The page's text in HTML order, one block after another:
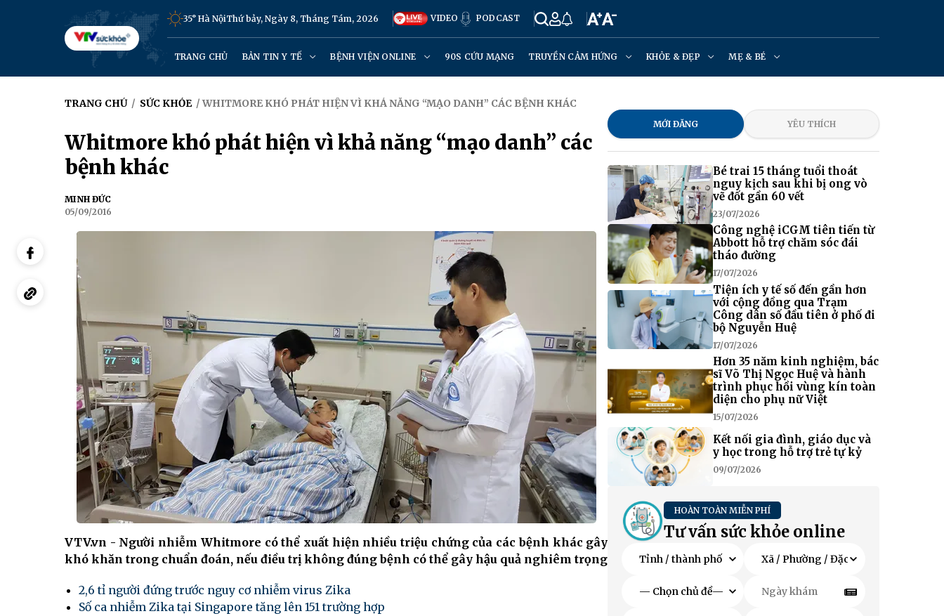
35° Hà NộiThứ bảy, Ngày 8, Tháng Tám, 2026 VIDEO PODCAST
TRANG CHỦ BẢN TIN Y TẾ BỆNH VIỆN ONLINE 90S CỨU MẠNG TRUYỀN CẢM HỨNG KHỎE & ĐẸP MẸ & BÉ
TRANG CHỦ / SỨC KHỎE / WHITMORE KHÓ PHÁT HIỆN VÌ KHẢ NĂNG “MẠO DANH” CÁC BỆNH KHÁC
Whitmore khó phát hiện vì khả năng “mạo danh” các
bệnh khác
MINH ĐỨC
05/09/2016
VTV.vn - Người nhiễm Whitmore có thể xuất hiện nhiều triệu chứng của các bệnh khác gây
khó khăn trong chuẩn đoán, nếu điều trị không đúng bệnh có thể gây hậu quả nghiêm trọng
2,6 tỉ người đứng trước nguy cơ nhiễm virus Zika
Số ca nhiễm Zika tại Singapore tăng lên 151 trường hợp
MỚI ĐĂNG YÊU THÍCH
Bé trai 15 tháng tuổi thoát
nguy kịch sau khi bị ong vò
vẽ đốt gần 60 vết
23/07/2026
Công nghệ iCGM tiên tiến từ
Abbott hỗ trợ chăm sóc đái
tháo đường
17/07/2026
Tiện ích y tế số đến gần hơn
với cộng đồng qua Trạm
Công dân số đầu tiên ở phố đi
bộ Nguyễn Huệ
17/07/2026
Hơn 35 năm kinh nghiệm, bác
sĩ Võ Thị Ngọc Huệ và hành
trình phục hồi vùng kín toàn
diện cho phụ nữ Việt
15/07/2026
Kết nối gia đình, giáo dục và
y học trong hỗ trợ trẻ tự kỷ
09/07/2026
HOÀN TOÀN MIỄN PHÍ
Tư vấn sức khỏe online